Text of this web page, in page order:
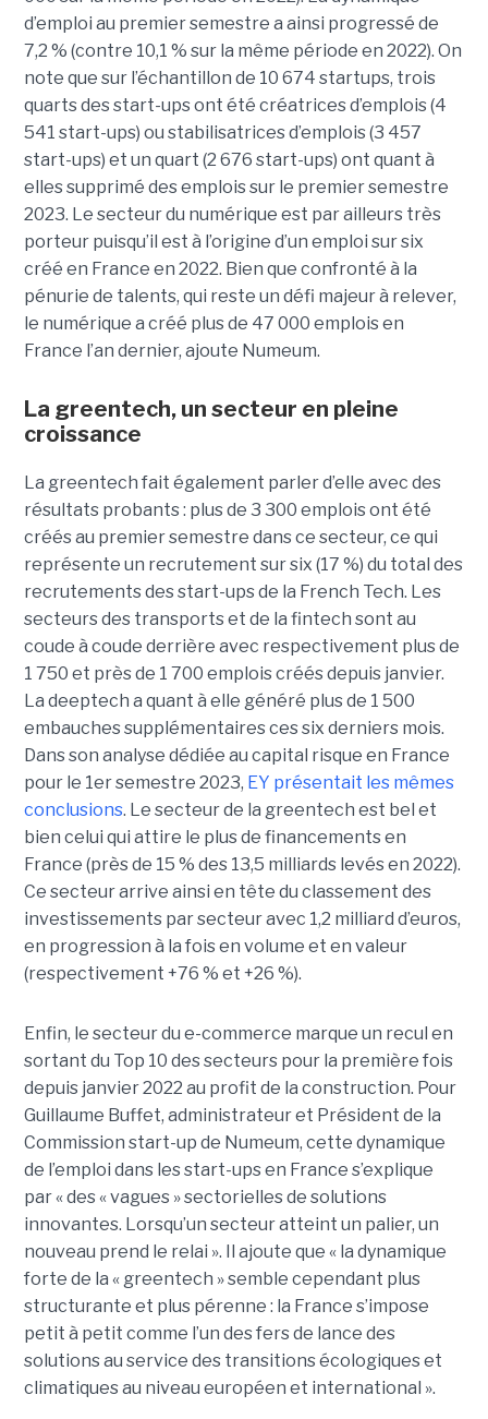
d’emploi au premier semestre a ainsi progressé de
7,2 % (contre 10,1 % sur la même période en 2022). On
note que sur l’échantillon de 10 674 startups, trois
quarts des start-ups ont été créatrices d’emplois (4
541 start-ups) ou stabilisatrices d’emplois (3 457
start-ups) et un quart (2 676 start-ups) ont quant à
elles supprimé des emplois sur le premier semestre
2023. Le secteur du numérique est par ailleurs très
porteur puisqu’il est à l’origine d’un emploi sur six
créé en France en 2022. Bien que confronté à la
pénurie de talents, qui reste un défi majeur à relever,
le numérique a créé plus de 47 000 emplois en
France l’an dernier, ajoute Numeum.
La greentech, un secteur en pleine
croissance
La greentech fait également parler d’elle avec des
résultats probants : plus de 3 300 emplois ont été
créés au premier semestre dans ce secteur, ce qui
représente un recrutement sur six (17 %) du total des
recrutements des start-ups de la French Tech. Les
secteurs des transports et de la fintech sont au
coude à coude derrière avec respectivement plus de
1 750 et près de 1 700 emplois créés depuis janvier.
La deeptech a quant à elle généré plus de 1 500
embauches supplémentaires ces six derniers mois.
Dans son analyse dédiée au capital risque en France
pour le 1er semestre 2023, EY présentait les mêmes
conclusions. Le secteur de la greentech est bel et
bien celui qui attire le plus de financements en
France (près de 15 % des 13,5 milliards levés en 2022).
Ce secteur arrive ainsi en tête du classement des
investissements par secteur avec 1,2 milliard d’euros,
en progression à la fois en volume et en valeur
(respectivement +76 % et +26 %).
Enfin, le secteur du e-commerce marque un recul en
sortant du Top 10 des secteurs pour la première fois
depuis janvier 2022 au profit de la construction. Pour
Guillaume Buffet, administrateur et Président de la
Commission start-up de Numeum, cette dynamique
de l’emploi dans les start-ups en France s’explique
par « des « vagues » sectorielles de solutions
innovantes. Lorsqu’un secteur atteint un palier, un
nouveau prend le relai ». Il ajoute que « la dynamique
forte de la « greentech » semble cependant plus
structurante et plus pérenne : la France s’impose
petit à petit comme l’un des fers de lance des
solutions au service des transitions écologiques et
climatiques au niveau européen et international ».